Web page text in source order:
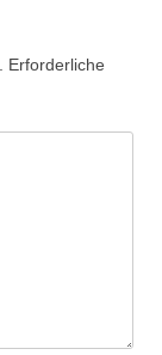
Erforderliche